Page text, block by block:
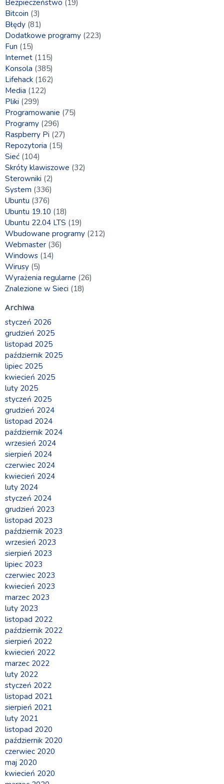
Bezpieczeństwo (19)
Bitcoin (3)
Błędy (81)
Dodatkowe programy (223)
Fun (15)
Internet (115)
Konsola (385)
Lifehack (162)
Media (122)
Pliki (299)
Programowanie (75)
Programy (296)
Raspberry Pi (27)
Repozytoria (15)
Sieć (104)
Skróty klawiszowe (32)
Sterowniki (2)
System (336)
Ubuntu (376)
Ubuntu 19.10 (18)
Ubuntu 22.04 LTS (19)
Wbudowane programy (212)
Webmaster (36)
Windows (14)
Wirusy (5)
Wyrażenia regularne (26)
Znalezione w Sieci (18)
Archiwa
styczeń 2026
grudzień 2025
listopad 2025
październik 2025
lipiec 2025
kwiecień 2025
luty 2025
styczeń 2025
grudzień 2024
listopad 2024
październik 2024
wrzesień 2024
sierpień 2024
czerwiec 2024
kwiecień 2024
luty 2024
styczeń 2024
grudzień 2023
listopad 2023
październik 2023
wrzesień 2023
sierpień 2023
lipiec 2023
czerwiec 2023
kwiecień 2023
marzec 2023
luty 2023
listopad 2022
październik 2022
sierpień 2022
kwiecień 2022
marzec 2022
luty 2022
styczeń 2022
listopad 2021
sierpień 2021
luty 2021
listopad 2020
październik 2020
czerwiec 2020
maj 2020
kwiecień 2020